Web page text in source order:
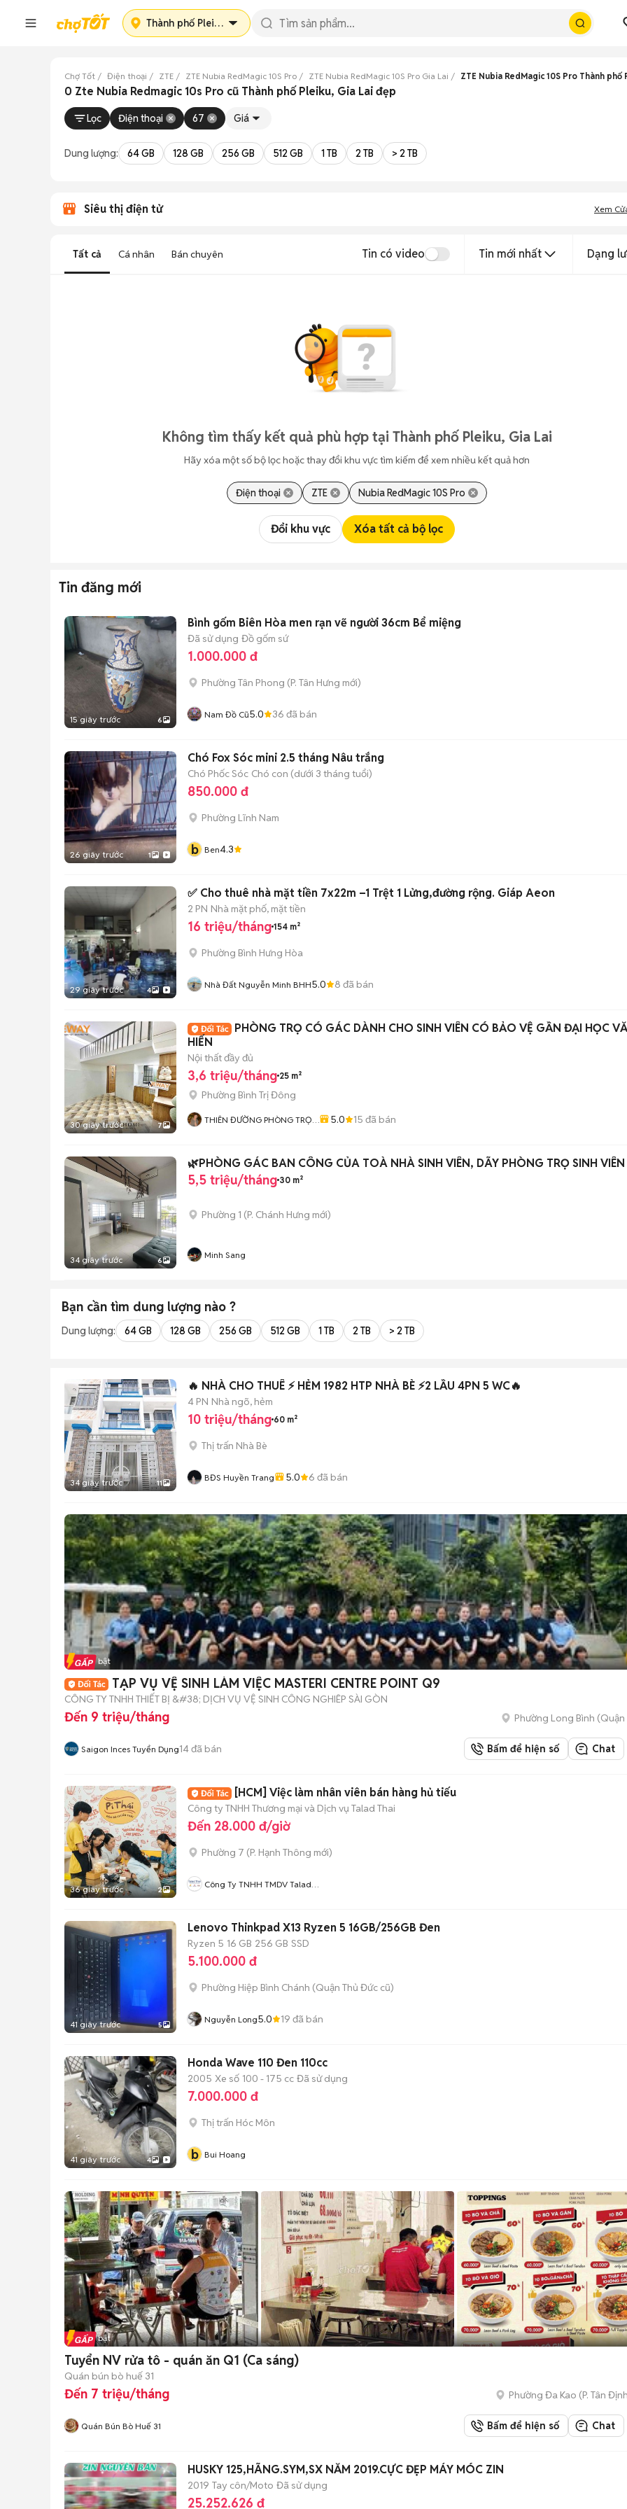
Thành phố Pleiku
Chợ Tốt Điện thoại ZTE ZTE Nubia RedMagic 10S Pro ZTE Nubia RedMagic 10S Pro Gia Lai ZTE Nubia RedMagic 10S Pro Thành phố
0 Zte Nubia Redmagic 10s Pro cũ Thành phố Pleiku, Gia Lai đẹp
Lọc Điện thoại 67 Giá
Dung lượng: 64 GB 128 GB 256 GB 512 GB 1 TB 2 TB > 2 TB
Siêu thị điện tử Xem
Tất cả Cá nhân Bán chuyên Tin có video Tin mới nhất Dạng
Không tìm thấy kết quả phù hợp tại Thành phố Pleiku, Gia Lai
Hãy xóa một số bộ lọc hoặc thay đổi khu vực tìm kiếm để xem nhiều kết quả hơn
Điện thoại ZTE Nubia RedMagic 10S Pro
Đổi khu vực Xóa tất cả bộ lọc
Tin đăng mới
15 giây trước 6
Bình gốm Biên Hòa men rạn vẽ người 36cm Bể miệng
Đã sử dụng Đồ gốm sứ
1.000.000 đ
Phường Tân Phong (P. Tân Hưng mới)
Nam Đồ Cũ5.0 36 đã bán
26 giây trước 1
Chó Fox Sóc mini 2.5 tháng Nâu trắng
Chó Phốc Sóc Chó con (dưới 3 tháng tuổi)
850.000 đ
Phường Lĩnh Nam
b Ben4.3
29 giây trước 4
✅ Cho thuê nhà mặt tiền 7x22m –1 Trệt 1 Lửng,đường rộng. Giáp Aeon
2 PN Nhà mặt phố, mặt tiền
16 triệu/tháng 154 m²
Phường Bình Hưng Hòa
Nhà Đất Nguyễn Minh BHH5.0 8 đã bán
30 giây trước 7
PHÒNG TRỌ CÓ GÁC DÀNH CHO SINH VIÊN CÓ BẢO VỆ GẦN ĐẠI HỌC
HIẾN
Nội thất đầy đủ
3,6 triệu/tháng 25 m²
Phường Bình Trị Đông
THIÊN ĐƯỜNG PHÒNG TRỌ -
5.0 15 đã bán
34 giây trước 6
🌿PHÒNG GÁC BAN CÔNG CỦA TOÀ NHÀ SINH VIÊN, DÃY PHÒNG TRỌ SINH
5,5 triệu/tháng 30 m²
Phường 1 (P. Chánh Hưng mới)
Minh Sang
Bạn cần tìm dung lượng nào ?
Dung lượng: 64 GB 128 GB 256 GB 512 GB 1 TB 2 TB > 2 TB
34 giây trước 11
🔥 NHÀ CHO THUÊ ⚡️ HẺM 1982 HTP NHÀ BÈ ⚡️2 LẦU 4PN 5 WC🔥
4 PN Nhà ngõ, hẻm
10 triệu/tháng 60 m²
Thị trấn Nhà Bè
BĐS Huyền Trang 5.0 6 đã bán
Tin nổi bật
TẠP VỤ VỆ SINH LÀM VIỆC MASTERI CENTRE POINT Q9
CÔNG TY TNHH THIẾT BỊ &#38; DỊCH VỤ VỆ SINH CÔNG NGHIÊP SÀI GÒN
Đến 9 triệu/tháng Phường Long Bình
Saigon Inces Tuyển Dụng14đã bán Bấm để hiện số Chat
36 giây trước 2
[HCM] Việc làm nhân viên bán hàng hủ tiếu
Công ty TNHH Thương mại và Dịch vụ Talad Thai
Đến 28.000 đ/giờ
Phường 7 (P. Hạnh Thông mới)
Công Ty TNHH TMDV Talad
41 giây trước 5
Lenovo Thinkpad X13 Ryzen 5 16GB/256GB Đen
Ryzen 5 16 GB 256 GB SSD
5.100.000 đ
Phường Hiệp Bình Chánh (Quận Thủ Đức cũ)
Nguyễn Long5.0 19 đã bán
41 giây trước 4
Honda Wave 110 Đen 110cc
2005 Xe số 100 - 175 cc Đã sử dụng
7.000.000 đ
Thị trấn Hóc Môn
b Bui Hoang
Tin nổi bật
Tuyển NV rửa tô - quán ăn Q1 (Ca sáng)
Quán bún bò huế 31
Đến 7 triệu/tháng Phường Đa Kao (P. Tân
Quán Bún Bò Huế 31 Bấm để hiện số Chat
HUSKY 125,HÃNG.SYM,SX NĂM 2019.CỰC ĐẸP MÁY MÓC ZIN
2019 Tay côn/Moto Đã sử dụng
25.252.626 đ